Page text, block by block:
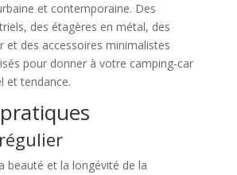
et contemporaine. Des
des étagères en métal, des
et des accessoires minimalistes
pour donner à votre camping-car
et tendance.
beauté et la longévité de la